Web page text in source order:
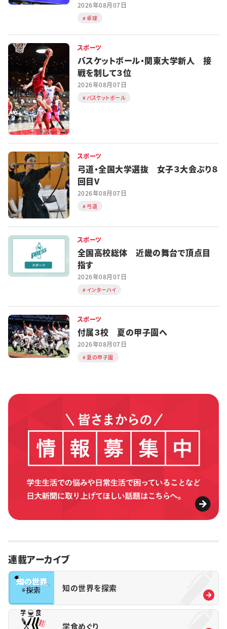
2026年08月07日
卓球
スポーツ
バスケットボール・関東大学新人 接
戦を制して３位
2026年08月07日
バスケットボール
スポーツ
弓道・全国大学選抜 女子３大会ぶり８
回目V
2026年08月07日
弓道
スポーツ
全国高校総体 近畿の舞台で頂点目
指す
2026年08月07日
インターハイ
スポーツ
付属３校 夏の甲子園へ
2026年08月07日
夏の甲子園
連載アーカイブ
知の世界を探索
学食めぐり